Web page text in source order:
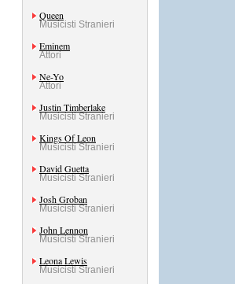
Queen
Musicisti Stranieri
Eminem
Attori
Ne-Yo
Attori
Justin Timberlake
Musicisti Stranieri
Kings Of Leon
Musicisti Stranieri
David Guetta
Musicisti Stranieri
Josh Groban
Musicisti Stranieri
John Lennon
Musicisti Stranieri
Leona Lewis
Musicisti Stranieri